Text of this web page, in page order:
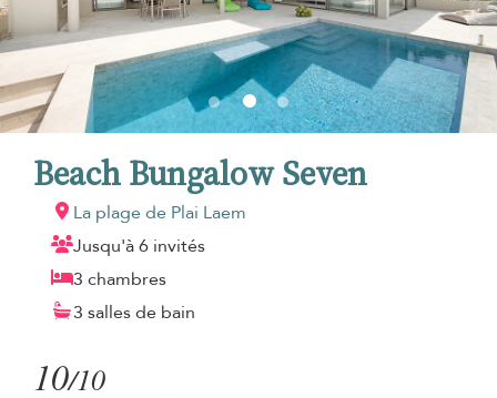
Beach Bungalow Seven
La plage de Plai Laem
Jusqu'à 6 invités
3 chambres
3 salles de bain
10/10